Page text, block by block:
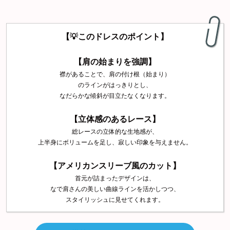
【💡このドレスのポイント】
【肩の始まりを強調】
襟があることで、肩の付け根（始まり）
のラインがはっきりとし、
なだらかな傾斜が目立たなくなります。
【立体感のあるレース】
総レースの立体的な生地感が、
上半身にボリュームを足し、寂しい印象を与えません。
【アメリカンスリーブ風のカット】
首元が詰まったデザインは、
なで肩さんの美しい曲線ラインを活かしつつ、
スタイリッシュに見せてくれます。